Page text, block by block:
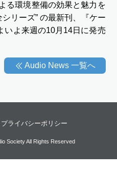
る環境整備の効果と魅力を
リーズ” の最新刊、『ケー
いよ来週の10月14日に発売
Audio News 一覧へ
プライバシーポリシー
Society All Rights Reserved